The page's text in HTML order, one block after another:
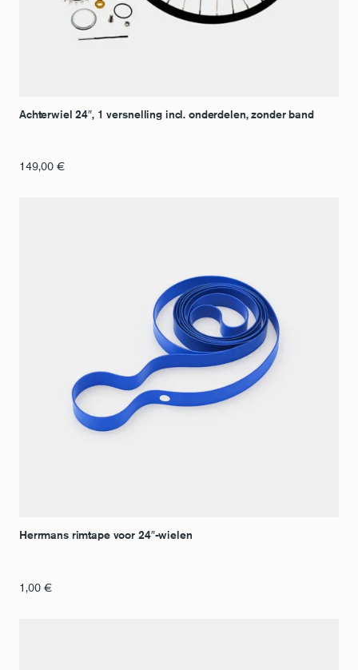
Achterwiel 24″, 1 versnelling incl. onderdelen, zonder band
149,00 €
Herrmans rimtape voor 24″-wielen
1,00 €